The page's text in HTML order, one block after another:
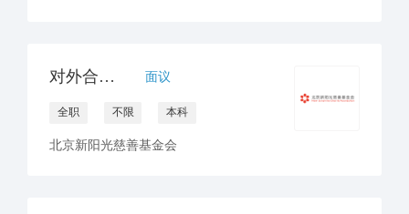
对外合作官员/经理（非医药） 面议
全职 不限 本科
北京新阳光慈善基金会